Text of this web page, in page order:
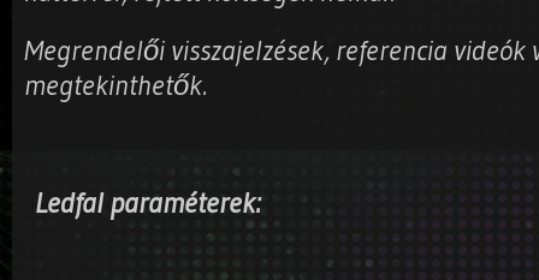
Megrendelői visszajelzések, referencia
megtekinthetők.
Ledfal paraméterek: